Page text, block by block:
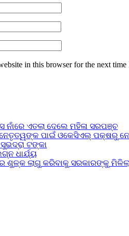
in this browser for the next time
ନାଁରେ ଏତଲା ଦେଲେ ମହିଳା ସରପଞ୍ଚ
ପାଇଁ ଓକେସିଏଲ୍ ପକ୍ଷରୁ
ଟଙ୍କା
ଧାର୍ଯ୍ୟ
ଶୁଳ୍କ ଲାଗୁ କରିବାକୁ ସରକାରଙ୍କୁ